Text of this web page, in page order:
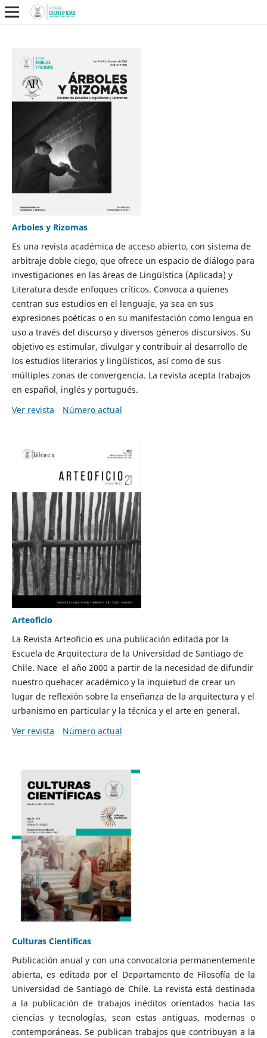
Arboles y Rizomas
Es una revista académica de acceso abierto, con sistema de
arbitraje doble ciego, que ofrece un espacio de diálogo para
investigaciones en las áreas de Lingüística (Aplicada) y
Literatura desde enfoques críticos. Convoca a quienes
centran sus estudios en el lenguaje, ya sea en sus
expresiones poéticas o en su manifestación como lengua en
uso a través del discurso y diversos géneros discursivos. Su
objetivo es estimular, divulgar y contribuir al desarrollo de
los estudios literarios y lingüísticos, así como de sus
múltiples zonas de convergencia. La revista acepta trabajos
en español, inglés y portugués.
Ver revista
Número actual
Arteoficio
La Revista Arteoficio es una publicación editada por la
Escuela de Arquitectura de la Universidad de Santiago de
Chile. Nace el año 2000 a partir de la necesidad de difundir
nuestro quehacer académico y la inquietud de crear un
lugar de reflexión sobre la enseñanza de la arquitectura y el
urbanismo en particular y la técnica y el arte en general.
Ver revista
Número actual
Culturas Científicas
Publicación anual y con una convocatoria permanentemente
abierta, es editada por el Departamento de Filosofía de la
Universidad de Santiago de Chile. La revista está destinada
a la publicación de trabajos inéditos orientados hacia las
ciencias y tecnologías, sean estas antiguas, modernas o
contemporáneas. Se publican trabajos que contribuyan a la